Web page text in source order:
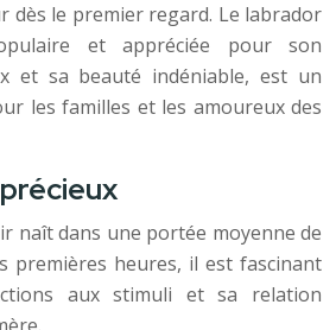
le premier regard. Le labrador
et appréciée pour son
et sa beauté indéniable, est un
les familles et les amoureux des
naît dans une portée moyenne de
premières heures, il est fascinant
aux stimuli et sa relation